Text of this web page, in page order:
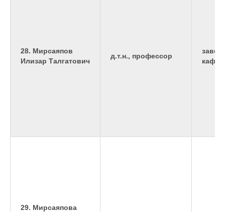
28. Мирсаяпов
Илизар Талгатович
д.т.н., профессор
29. Мирсаяпова